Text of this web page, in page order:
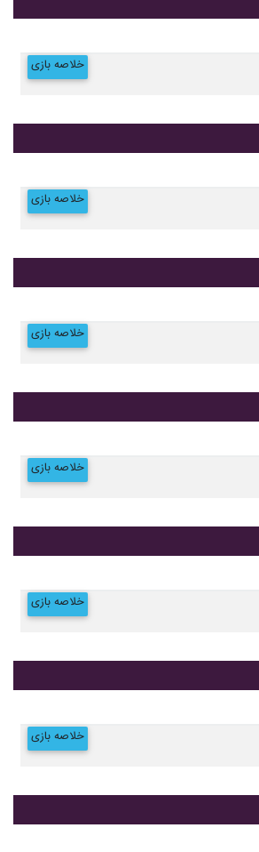
خلاصه بازی
خلاصه بازی
خلاصه بازی
خلاصه بازی
خلاصه بازی
خلاصه بازی